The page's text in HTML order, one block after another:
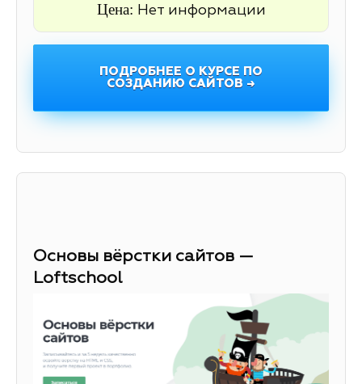
Цена: Нет информации
ПОДРОБНЕЕ О КУРСЕ ПО
СОЗДАНИЮ САЙТОВ →
Основы вёрстки сайтов —
Loftschool